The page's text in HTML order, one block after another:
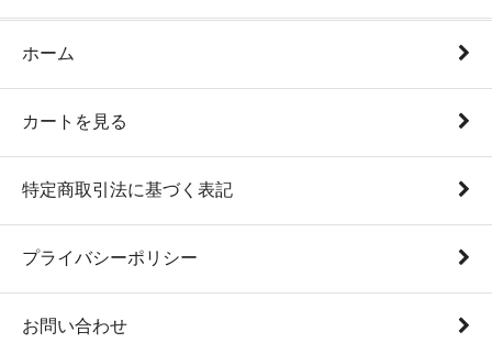
ホーム
カートを見る
特定商取引法に基づく表記
プライバシーポリシー
お問い合わせ